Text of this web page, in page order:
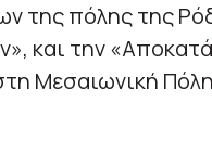
της πόλης της
και την
Μεσαιωνική